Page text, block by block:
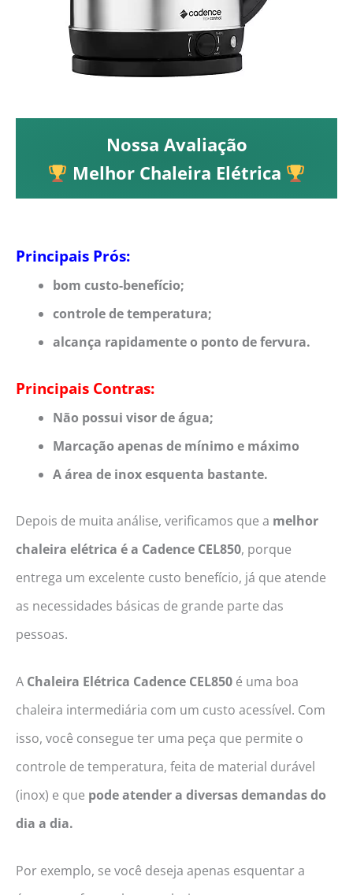
Nossa Avaliação
Melhor Chaleira Elétrica
Principais Prós:
bom custo-benefício;
controle de temperatura;
alcança rapidamente o ponto de fervura.
Principais Contras:
Não possui visor de água;
Marcação apenas de mínimo e máximo
A área de inox esquenta bastante.
Depois de muita análise, verificamos que a melhor
chaleira elétrica é a Cadence CEL850, porque
entrega um excelente custo benefício, já que atende
as necessidades básicas de grande parte das
pessoas.
A Chaleira Elétrica Cadence CEL850 é uma boa
chaleira intermediária com um custo acessível. Com
isso, você consegue ter uma peça que permite o
controle de temperatura, feita de material durável
(inox) e que pode atender a diversas demandas do
dia a dia.
Por exemplo, se você deseja apenas esquentar a